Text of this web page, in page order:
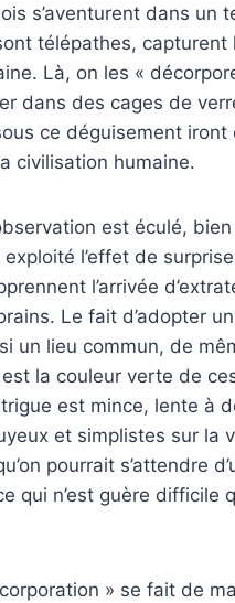
s’aventurent dans un
télépathes, capturent
Là, on les «
dans des cages de
ce déguisement iront
civilisation humaine.
est éculé, bien
l’effet de
l’arrivée
Le fait d’adopter
un lieu commun, de
la couleur verte de
est mince, lente à
et simplistes sur la
pourrait s’attendre
qui n’est guère difficile
» se fait de